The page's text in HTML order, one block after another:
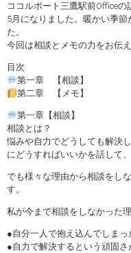
ココルポート三鷹駅前Officeの
5月になりました。暖かい季
た。
今回は相談とメモの力をお伝
目次
第一章 【相談】
第二章 【メモ】
第一章【相談】
相談とは？
悩みや自力でどうしても解決
にどうすればいいかを話して
でも様々な理由から相談をし
す。
私が今まで相談をしなかった
●自分一人で抱え込んでしまっ
●自力で解決するという頑固さ